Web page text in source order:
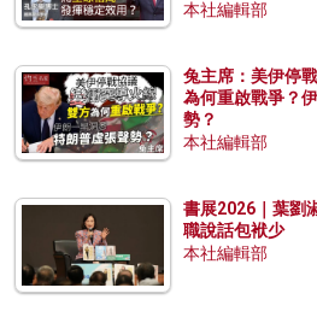
本社編輯部
兔主席：美伊停
為何重啟戰爭？
勢？
本社編輯部
書展2026｜葉劉
職說話包袱少
本社編輯部